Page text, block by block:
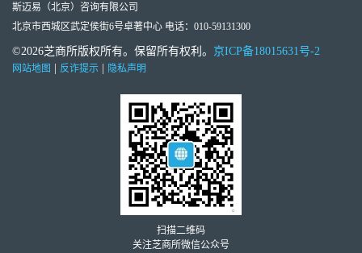
斯迈易（北京）咨询有限公司
北京市西城区武定侯街6号卓著中心 电话：010-59131300
©2026芝商所版权所有。保留所有权利。 京ICP备18015631号-2
网站地图 反诈提示 隐私声明
扫描二维码
关注芝商所微信公众号